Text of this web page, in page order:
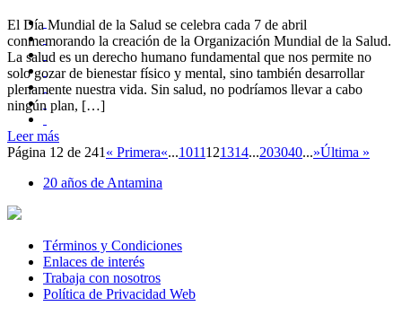
El Día Mundial de la Salud se celebra cada 7 de abril
conmemorando la creación de la Organización Mundial de la Salud.
La salud es un derecho humano fundamental que nos permite no
solo gozar de bienestar físico y mental, sino también desarrollar
plenamente nuestra vida. Sin salud, no podríamos llevar a cabo
ningún plan, […]
Leer más
Página 12 de 241 « Primera«...1011121314...203040...»Última »
20 años de Antamina
Términos y Condiciones
Enlaces de interés
Trabaja con nosotros
Política de Privacidad Web